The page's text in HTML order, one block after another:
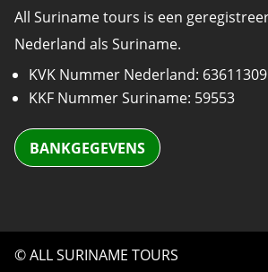
All Suriname tours is een
Nederland als Suriname.
KVK Nummer Nederland: 63611309
KKF Nummer Suriname: 59553
BANKGEGEVENS
© ALL SURINAME TOURS